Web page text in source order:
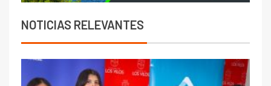
NOTICIAS RELEVANTES